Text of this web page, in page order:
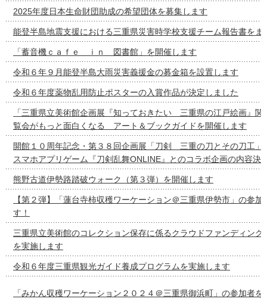
2025年度日本生命財団助成の希望団体を募集します
能登半島地震支援における三重県災害時学校支援チーム報告書をま
「蓄音機ｃａｆｅ ｉｎ 図書館」を開催します
令和６年９月能登半島大雨災害義援金の募金箱を設置します
令和６年度薬物乱用防止ポスターの入賞作品が決定しました
「三重県立美術館企画展『知っておきたい 三重県の江戸絵画』関
覧会がもっと面白くなる アート＆ブックガイドを開催します
開館１０周年記念・第３８回企画展「刀剣 三重の刀とその刀工」
スマホアプリゲーム『刀剣乱舞ONLINE』とのコラボ企画の内容決
熊野古道伊勢路踏破ウォーク（第３弾）を開催します
【第２弾】「蓮台寺柿収穫ワーケーション＠三重県伊勢市」の参加
す！
三重県立美術館のコレクション保存に係るクラウドファンディング
を実施します
令和６年度三重県観光ガイド養成プログラムを実施します
「みかん収穫ワーケーション２０２４＠三重県御浜町」の参加者を